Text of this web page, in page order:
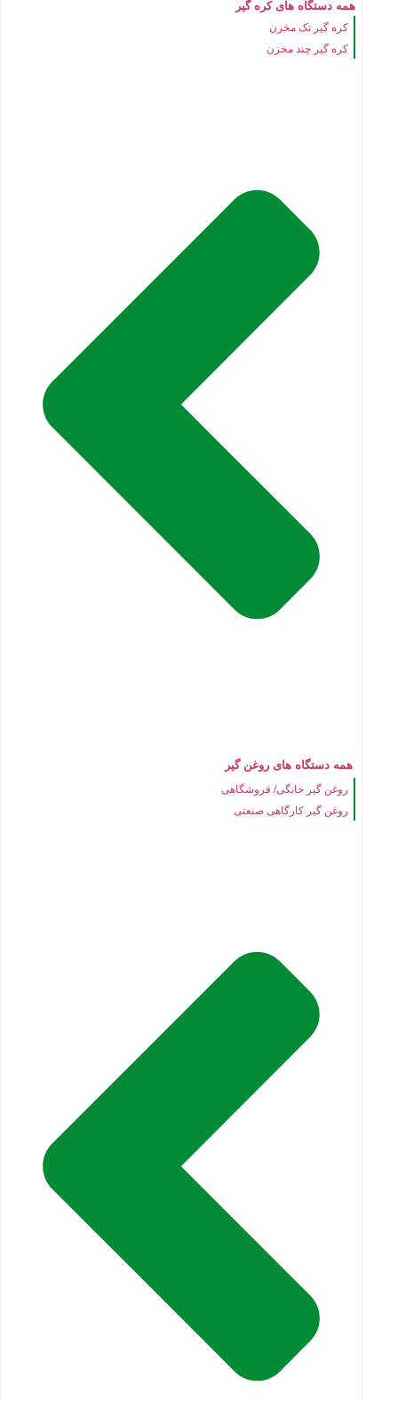
همه دستگاه های کره گیر
کره گیر تک مخزن
کره گیر چند مخزن
همه دستگاه های روغن گیر
روغن گیر خانگی/ فروشگاهی
روغن گیر کارگاهی صنعتی